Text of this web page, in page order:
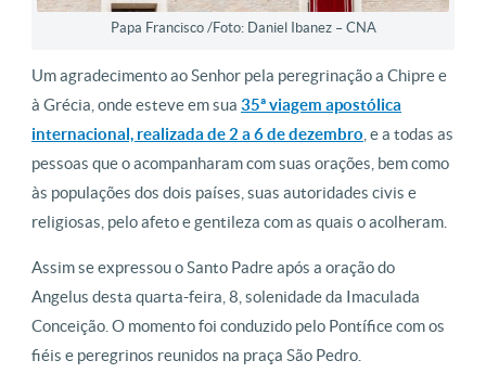
Papa Francisco /Foto: Daniel Ibanez – CNA
Um agradecimento ao Senhor pela peregrinação a Chipre e
à Grécia, onde esteve em sua 35ª viagem apostólica
internacional, realizada de 2 a 6 de dezembro , e a todas as
pessoas que o acompanharam com suas orações, bem como
às populações dos dois países, suas autoridades civis e
religiosas, pelo afeto e gentileza com as quais o acolheram.
Assim se expressou o Santo Padre após a oração do
Angelus desta quarta-feira, 8, solenidade da Imaculada
Conceição. O momento foi conduzido pelo Pontífice com os
fiéis e peregrinos reunidos na praça São Pedro.